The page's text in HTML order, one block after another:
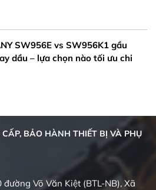
SW956E vs SW956K1 gầu
dầu – lựa chọn nào tối ưu chi
BẢO HÀNH THIẾT BỊ VÀ PHỤ
đường Võ Văn Kiệt (BTL-NB), Xã